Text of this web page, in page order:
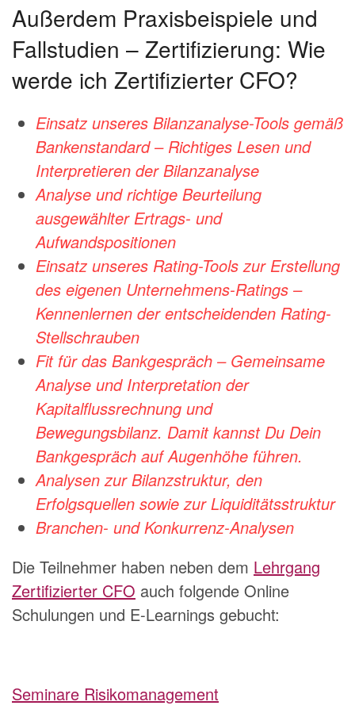
Außerdem Praxisbeispiele und
Fallstudien – Zertifizierung: Wie
werde ich Zertifizierter CFO?
Einsatz unseres Bilanzanalyse-Tools gemäß
Bankenstandard – Richtiges Lesen und
Interpretieren der Bilanzanalyse
Analyse und richtige Beurteilung
ausgewählter Ertrags- und
Aufwandspositionen
Einsatz unseres Rating-Tools zur Erstellung
des eigenen Unternehmens-Ratings –
Kennenlernen der entscheidenden Rating-
Stellschrauben
Fit für das Bankgespräch – Gemeinsame
Analyse und Interpretation der
Kapitalflussrechnung und
Bewegungsbilanz. Damit kannst Du Dein
Bankgespräch auf Augenhöhe führen.
Analysen zur Bilanzstruktur, den
Erfolgsquellen sowie zur Liquiditätsstruktur
Branchen- und Konkurrenz-Analysen
Die Teilnehmer haben neben dem Lehrgang
Zertifizierter CFO auch folgende Online
Schulungen und E-Learnings gebucht:
Seminare Risikomanagement